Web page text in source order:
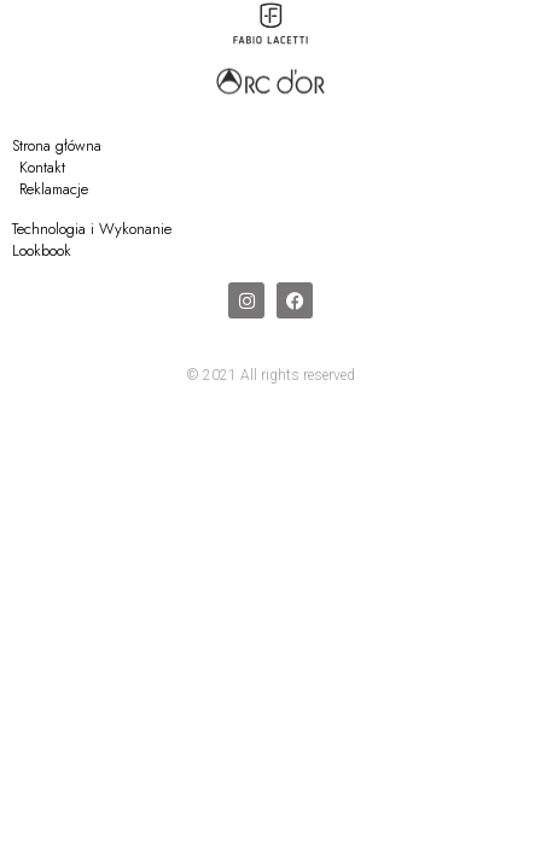
Strona główna
Kontakt
Reklamacje
Technologia i Wykonanie
Lookbook
© 2021 All rights reserved